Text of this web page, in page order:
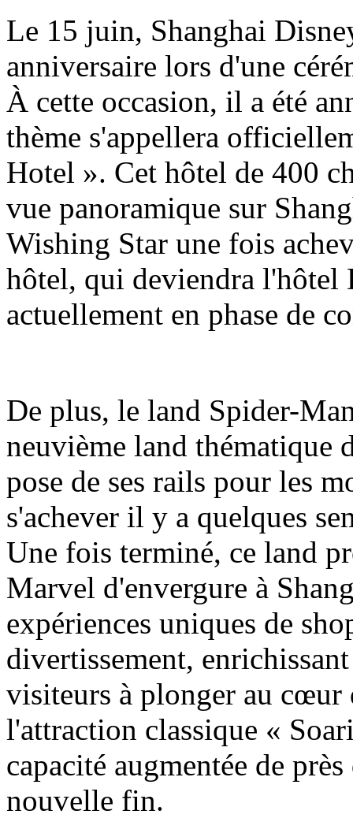
Le 15 juin, Shanghai
anniversaire lors d'une
À cette occasion, il a été
thème s'appellera
Hotel ». Cet hôtel de 400
vue panoramique sur
Wishing Star une fois
hôtel, qui deviendra l'hôtel
actuellement en phase de
De plus, le land Spider-
neuvième land thématique
pose de ses rails pour les
s'achever il y a quelques
Une fois terminé, ce land
Marvel d'envergure à
expériences uniques de
divertissement,
visiteurs à plonger au
l'attraction classique «
capacité augmentée de
nouvelle fin.